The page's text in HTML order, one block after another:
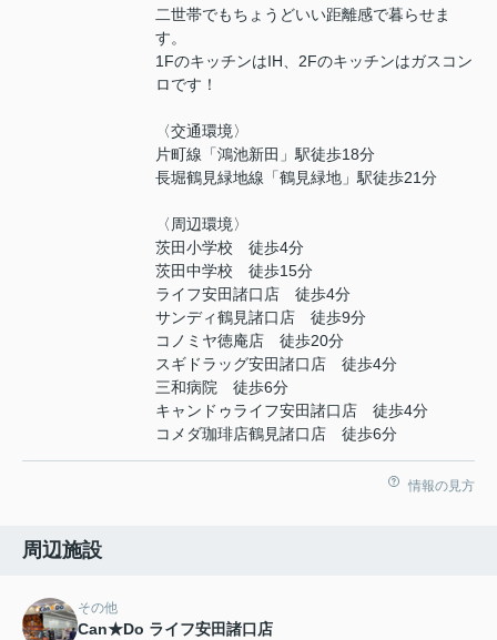
二世帯でもちょうどいい距離感で暮らせま
す。
1FのキッチンはIH、2Fのキッチンはガスコン
ロです！
〈交通環境〉
片町線「鴻池新田」駅徒歩18分
長堀鶴見緑地線「鶴見緑地」駅徒歩21分
〈周辺環境〉
茨田小学校 徒歩4分
茨田中学校 徒歩15分
ライフ安田諸口店 徒歩4分
サンディ鶴見諸口店 徒歩9分
コノミヤ徳庵店 徒歩20分
スギドラッグ安田諸口店 徒歩4分
三和病院 徒歩6分
キャンドゥライフ安田諸口店 徒歩4分
コメダ珈琲店鶴見諸口店 徒歩6分
情報の見方
周辺施設
その他
Can★Do ライフ安田諸口店